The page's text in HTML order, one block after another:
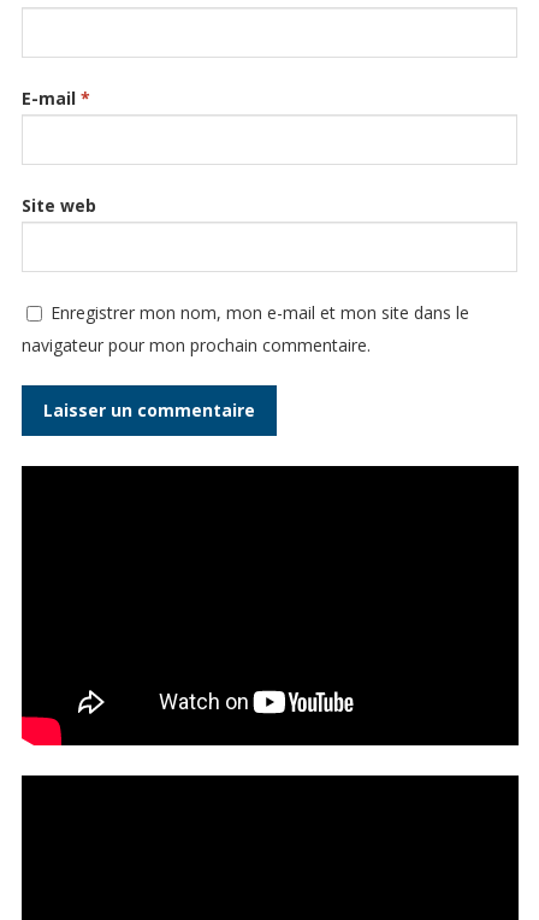
E-mail *
Site web
Enregistrer mon nom, mon e-mail et mon site dans le
navigateur pour mon prochain commentaire.